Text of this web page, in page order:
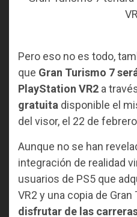
Pero eso no es todo,
que Gran Turismo 7
PlayStation VR2 a
gratuita disponible el
del visor, el 22 de
Aunque no se han
integración de realidad
usuarios de PS5 que
VR2 y una copia de
disfrutar de las